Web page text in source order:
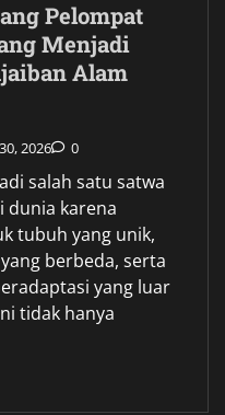
Pelompat
Menjadi
Alam
2026 0
salah satu satwa
dunia karena
tubuh yang unik,
berbeda, serta
yang luar
tidak hanya